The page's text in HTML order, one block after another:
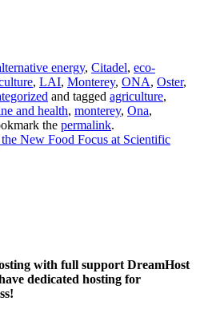
energy, Citadel, eco-
, LAI, Monterey, ONA, Oster,
and tagged agriculture,
and health, monterey, Ona,
the permalink.
New Food Focus at Scientific
with full support DreamHost
dedicated hosting for